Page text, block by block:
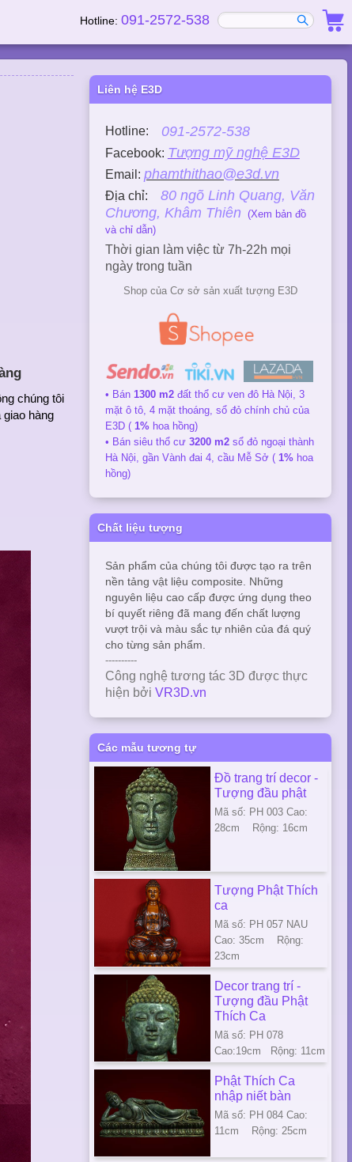
Hotline: 091-2572-538
chúng tôi
hàng
Liên hệ E3D
Hotline: 091-2572-538
Facebook: Tượng mỹ nghệ E3D
Email: phamthithao@e3d.vn
Địa chỉ: 80 ngõ Linh Quang, Văn
Chương, Khâm Thiên (Xem bản đồ
và chỉ dẫn)
Thời gian làm việc từ 7h-22h mọi
ngày trong tuần
Shop của Cơ sở sản xuất tượng E3D
• Bán 1300 m2đất thổ cư ven đô Hà Nội, 3
mặt ô tô, 4 mặt thoáng, sổ đỏ chính chủ của
E3D ( 1%hoa hồng)
• Bán siêu thổ cư 3200 m2sổ đỏ ngoại thành
Hà Nội, gần Vành đai 4, cầu Mễ Sở ( 1%hoa
hồng)
Chất liệu tượng
Sản phẩm của chúng tôi được tạo ra trên
nền tảng vật liệu composite. Những
nguyên liệu cao cấp được ứng dụng theo
bí quyết riêng đã mang đến chất lượng
vượt trội và màu sắc tự nhiên của đá quý
cho từng sản phẩm.
----------
Công nghệ tương tác 3D được thực
hiện bởi VR3D.vn
Các mẫu tương tự
Đồ trang trí decor -
Tượng đầu phật
Mã số: PH 003 Cao:
28cm Rộng: 16cm
Tượng Phật Thích
ca
Mã số: PH 057 NAU
Cao: 35cm Rộng:
23cm
Decor trang trí -
Tượng đầu Phật
Thích Ca
Mã số: PH 078
Cao:19cm Rộng: 11cm
Phật Thích Ca
nhập niết bàn
Mã số: PH 084 Cao:
11cm Rộng: 25cm